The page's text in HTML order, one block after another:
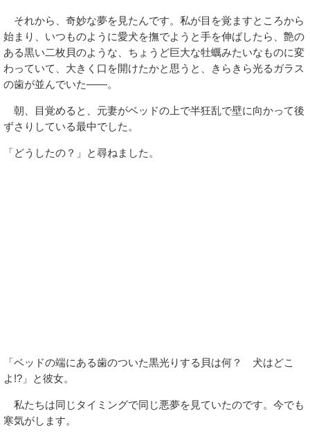
それから、奇妙な夢を見たんです。私が目を覚ますところから
始まり、いつものように愛犬を撫でようと手を伸ばしたら、艶の
ある黒い二枚貝のような、ちょうど巨大な牡蠣みたいなものに変
わっていて、大きく口を開けたかと思うと、きらきら光るガラス
の歯が並んでいた――。
朝、目覚めると、元妻がベッドの上で半狂乱で壁に向かって後
ずさりしている最中でした。
「どうしたの？」と尋ねました。
「ベッドの端にある歯のついた黒光りする貝は何？ 犬はどこ
よ!?」と彼女。
私たちは同じタイミングで同じ悪夢を見ていたのです。今でも
寒気がします。